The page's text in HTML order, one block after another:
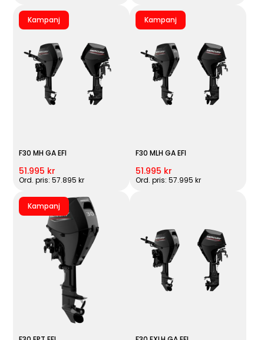
Kampanj
F30 MH GA EFI
51.995 kr
Ord. pris: 57.895 kr
Kampanj
F30 MLH GA EFI
51.995 kr
Ord. pris: 57.995 kr
Kampanj